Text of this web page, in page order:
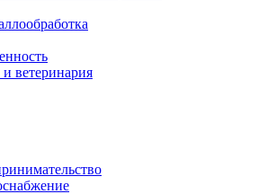
и ветеринария